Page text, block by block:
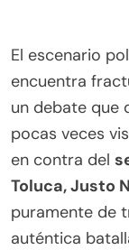
El escenario
encuentra
un debate que
pocas veces
en contra del
Toluca, Justo
puramente de
auténtica